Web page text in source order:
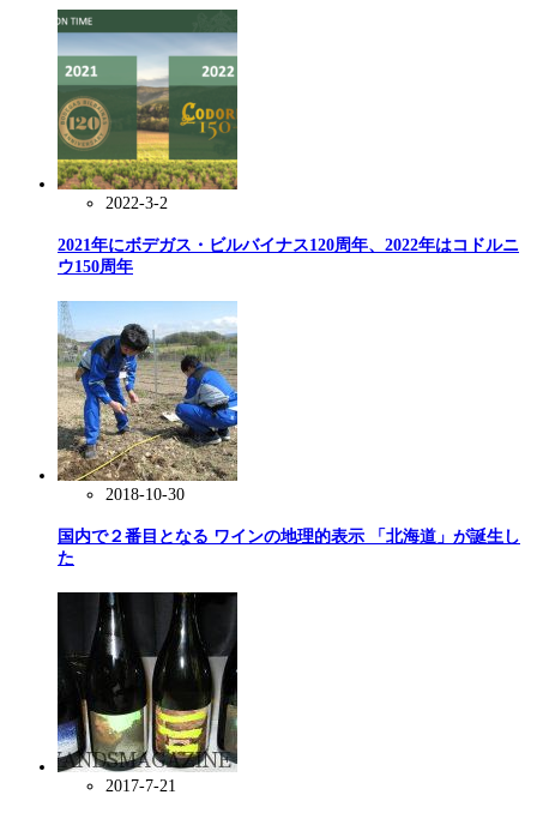
2022-3-2
2021年にボデガス・ビルバイナス120周年、2022年はコドルニ
ウ150周年
2018-10-30
国内で２番目となる ワインの地理的表示 「北海道」が誕生し
た
2017-7-21